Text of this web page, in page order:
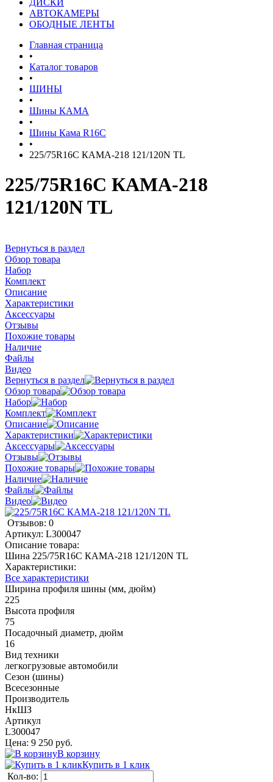
ДИСКИ
АВТОКАМЕРЫ
ОБОДНЫЕ ЛЕНТЫ
Главная страница
•
Каталог товаров
•
ШИНЫ
•
Шины КАМА
•
Шины Кама R16C
•
225/75R16C КАМА-218 121/120N TL
225/75R16C КАМА-218
121/120N TL
Вернуться в раздел
Обзор товара
Набор
Комплект
Описание
Характеристики
Аксессуары
Отзывы
Похожие товары
Наличие
Файлы
Видео
Вернуться в раздел
Обзор товара
Набор
Комплект
Описание
Характеристики
Аксессуары
Отзывы
Похожие товары
Наличие
Файлы
Видео
Отзывов: 0
Артикул: L300047
Описание товара:
Шина 225/75R16C КАМА-218 121/120N TL
Характеристики:
Все характеристики
Ширина профиля шины (мм, дюйм)
225
Высота профиля
75
Посадочный диаметр, дюйм
16
Вид техники
легкогрузовые автомобили
Сезон (шины)
Всесезонные
Производитель
НкШЗ
Артикул
L300047
Цена: 9 250 руб.
В корзину
Купить в 1 клик
Кол-во: